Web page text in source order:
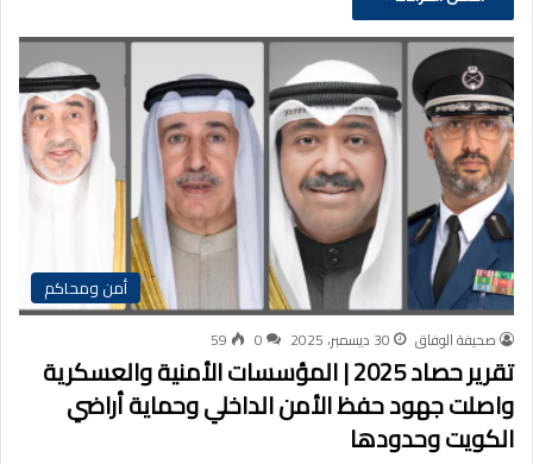
أمن ومحاكم
صحيفة الوفاق 30 ديسمبر، 2025 0
59
تقرير حصاد 2025 | المؤسسات الأمنية والعسكرية
واصلت جهود حفظ الأمن الداخلي وحماية أراضي
الكويت وحدودها